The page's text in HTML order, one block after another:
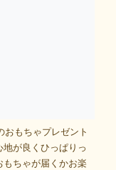
おもちゃプレゼント
が良くひっぱりっ
ちゃが届くかお楽